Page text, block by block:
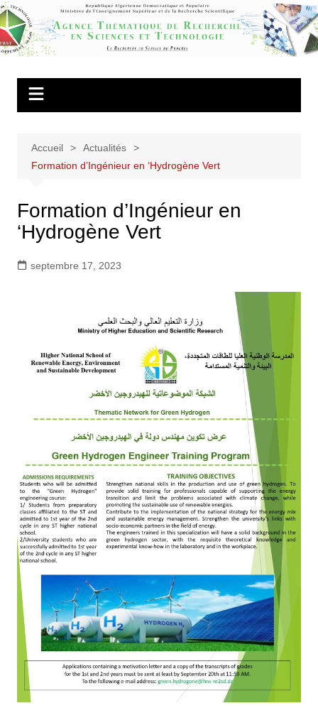
Aller
au
contenu
Agence
Thématique de
Recherche en
Accueil
Actualités
Formation d’Ingénieur en ‘Hydrogène Vert
Formation d’Ingénieur en
‘Hydrogène Vert
septembre 17, 2023